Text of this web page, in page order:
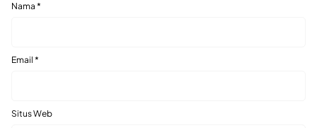
Nama *
Email *
Situs Web